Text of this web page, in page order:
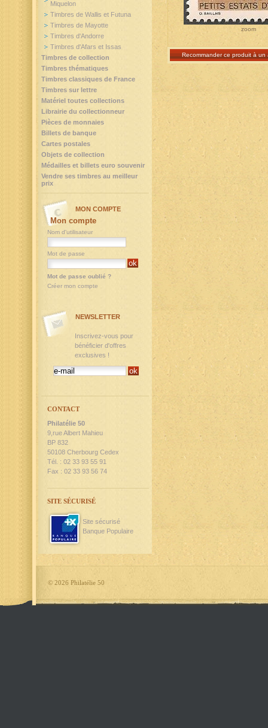
zoom
Recommander ce produit à un
Miquelon
Timbres de Wallis et Futuna
Timbres de Mayotte
Timbres d'Andorre
Timbres d'Afars et Issas
Timbres de collection
Timbres thématiques
Timbres classiques de France
Timbres sur lettre
Matériel toutes collections
Librairie du collectionneur
Pièces de monnaies
Billets de banque
Cartes postales
Objets de collection
Médailles et billets euro souvenir
Vendre ses timbres au meilleur
prix
MON COMPTE
Mon compte
Nom d'utilisateur
Mot de passe
Mot de passe oublié ?
Créer mon compte
NEWSLETTER
Inscrivez-vous pour
bénéficier d'offres
exclusives !
CONTACT
Philatélie 50
9,rue Albert Mahieu
BP 832
50108 Cherbourg Cedex
Tél. : 02 33 93 55 91
Fax : 02 33 93 56 74
SITE SÉCURISÉ
Site sécurisé
Banque Populaire
© 2026 Philatélie 50